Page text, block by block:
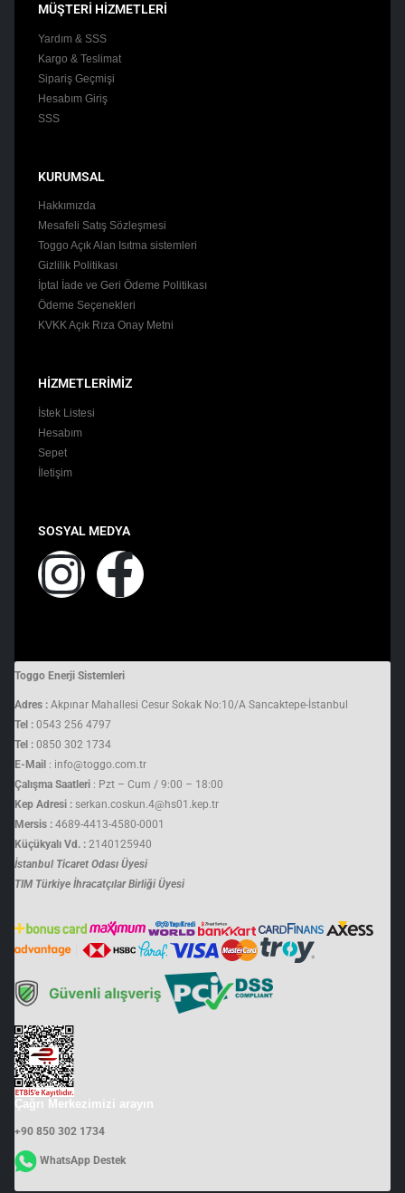
MÜŞTERİ HİZMETLERİ
Yardım & SSS
Kargo & Teslimat
Sipariş Geçmişi
Hesabım Giriş
SSS
KURUMSAL
Hakkımızda
Mesafeli Satış Sözleşmesi
Toggo Açık Alan Isıtma sistemleri
Gizlilik Politikası
İptal İade ve Geri Ödeme Politikası
Ödeme Seçenekleri
KVKK Açık Rıza Onay Metni
HİZMETLERİMİZ
İstek Listesi
Hesabım
Sepet
İletişim
SOSYAL MEDYA
Toggo Enerji Sistemleri
Adres : Akpınar Mahallesi Cesur Sokak No:10/A Sancaktepe-İstanbul
Tel : 0543 256 4797
Tel : 0850 302 1734
E-Mail : info@toggo.com.tr
Çalışma Saatleri : Pzt – Cum / 9:00 – 18:00
Kep Adresi : serkan.coskun.4@hs01.kep.tr
Mersis : 4689-4413-4580-0001
Küçükyalı Vd. : 2140125940
İstanbul Ticaret Odası Üyesi
TIM Türkiye İhracatçılar Birliği Üyesi
Çağrı Merkezimizi arayın
+90 850 302 1734
WhatsApp Destek